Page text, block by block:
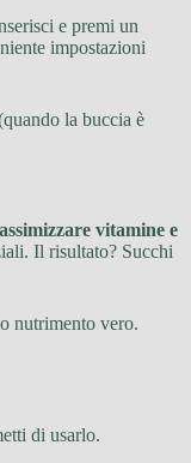
e premi un
impostazioni
la buccia è
vitamine e
Il risultato? Succhi
nutrimento vero.
di usarlo.